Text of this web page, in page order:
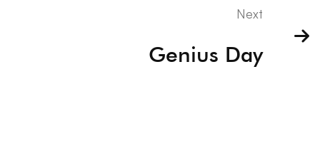
Next
Genius Day